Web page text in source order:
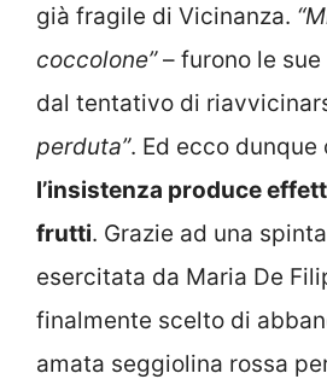
già fragile di Vicinanza.
coccolone”– furono le
dal tentativo di
perduta”. Ed ecco
l’insistenza produce
frutti. Grazie ad una
esercitata da Maria De
finalmente scelto di
amata seggiolina rossa